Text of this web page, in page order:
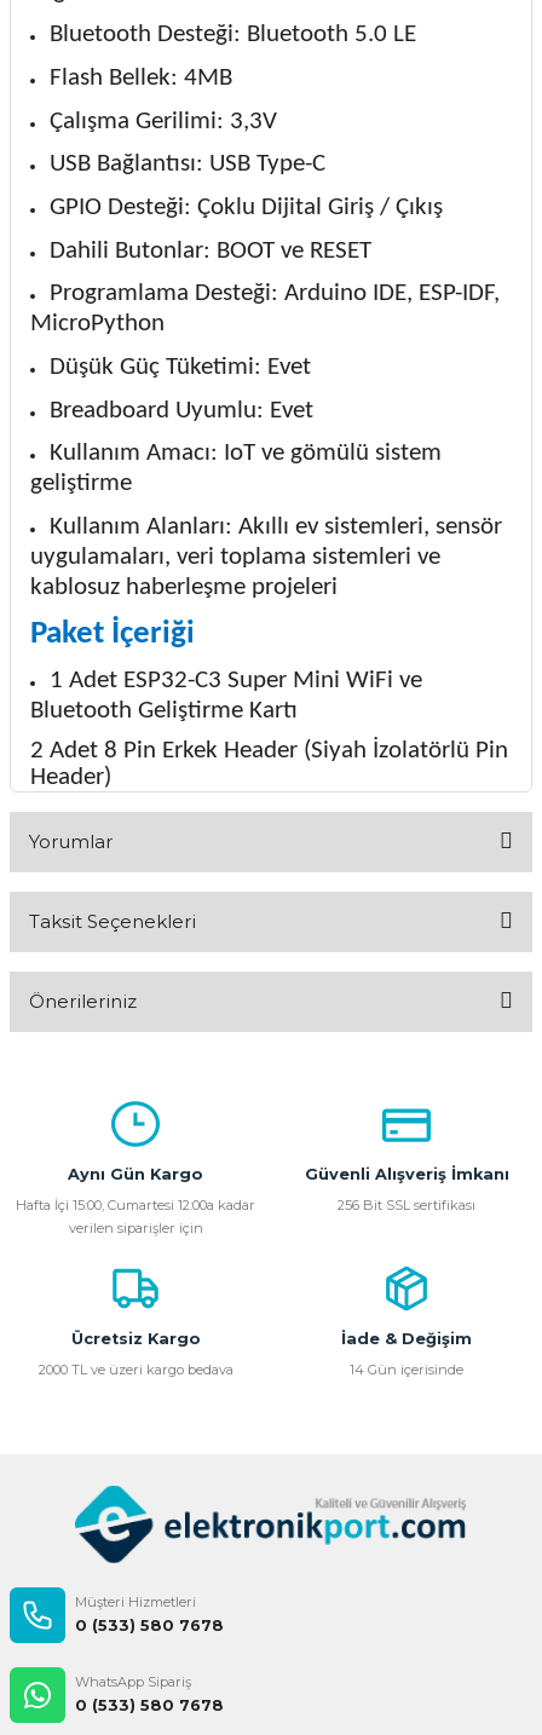
Bluetooth Desteği: Bluetooth 5.0 LE
Flash Bellek: 4MB
Çalışma Gerilimi: 3,3V
USB Bağlantısı: USB Type-C
GPIO Desteği: Çoklu Dijital Giriş / Çıkış
Dahili Butonlar: BOOT ve RESET
Programlama Desteği: Arduino IDE, ESP-IDF,
MicroPython
Düşük Güç Tüketimi: Evet
Breadboard Uyumlu: Evet
Kullanım Amacı: IoT ve gömülü sistem
geliştirme
Kullanım Alanları: Akıllı ev sistemleri, sensör
uygulamaları, veri toplama sistemleri ve
kablosuz haberleşme projeleri
Paket İçeriği
1 Adet ESP32-C3 Super Mini WiFi ve
Bluetooth Geliştirme Kartı
2 Adet 8 Pin Erkek Header (Siyah İzolatörlü Pin
Header)
Yorumlar
Taksit Seçenekleri
Önerileriniz
kullanarak tarafımıza iletebilirsiniz.
Görüş ve önerileriniz için teşekkür ederiz.
Ürün açıklamasında eksik bilgiler bulunuyor.
Ürün bilgilerinde hatalar bulunuyor.
Ürün fiyatı diğer sitelerden daha pahalı.
Bu ürüne benzer farklı alternatifler olmalı.
Aynı Gün Kargo
Hafta İçi 15:00, Cumartesi 12:00a kadar
verilen siparişler için
Güvenli Alışveriş İmkanı
256 Bit SSL sertifikası
Ücretsiz Kargo
2000 TL ve üzeri kargo bedava
İade & Değişim
14 Gün içerisinde
Müşteri Hizmetleri
0 (533) 580 7678
WhatsApp Sipariş
0 (533) 580 7678